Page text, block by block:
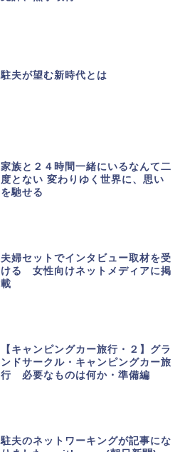
駐夫が望む新時代とは
家族と２４時間一緒にいるなんて二
度とない 変わりゆく世界に、思い
を馳せる
夫婦セットでインタビュー取材を受
ける 女性向けネットメディアに掲
載
【キャンピングカー旅行・２】グラ
ンドサークル・キャンピングカー旅
行 必要なものは何か・準備編
駐夫のネットワーキングが記事にな